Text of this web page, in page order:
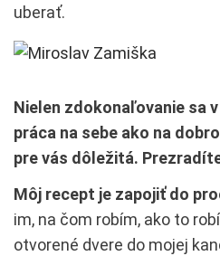
uberať.
Nielen zdokonaľovanie sa
práca na sebe ako na
pre vás dôležitá.
Môj recept je zapojiť do
im, na čom robím, ako to
otvorené dvere do mojej